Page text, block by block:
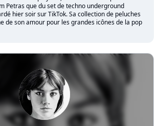
Petras que du set de techno underground
hier soir sur TikTok. Sa collection de peluches
de son amour pour les grandes icônes de la pop